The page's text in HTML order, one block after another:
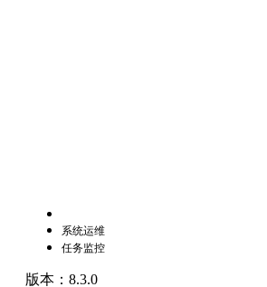
系统运维
任务监控
版本：8.3.0